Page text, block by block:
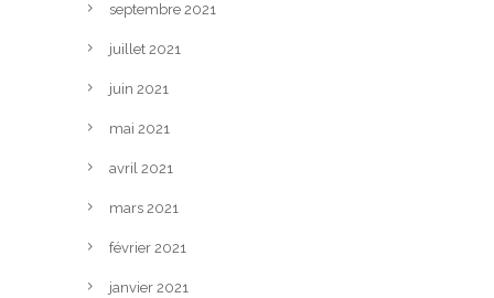
septembre 2021
juillet 2021
juin 2021
mai 2021
avril 2021
mars 2021
février 2021
janvier 2021